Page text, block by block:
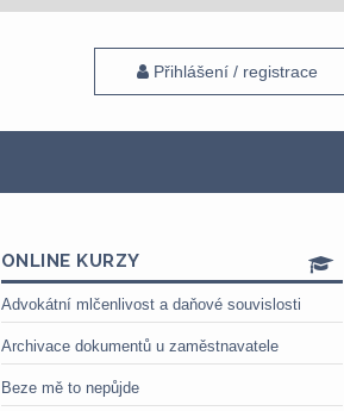
Přihlášení / registrace
ONLINE KURZY
Advokátní mlčenlivost a daňové souvislosti
Archivace dokumentů u zaměstnavatele
Beze mě to nepůjde